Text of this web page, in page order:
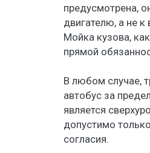
предусмотрена,
двигателю, а не
Мойка кузова,
прямой
В любом случае,
автобус за
является
допустимо
согласия.